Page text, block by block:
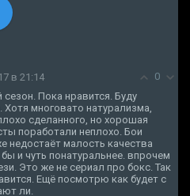
0
в 21:14
Пока нравится. Буду
многовато натурализма,
сделанного, но хорошая
поработали неплохо. Бои
недостаёт малость качества
и чуть понатуральнее. впрочем
Это же не сериал про бокс. Так
Ещё посмотрю как будет с
ли.